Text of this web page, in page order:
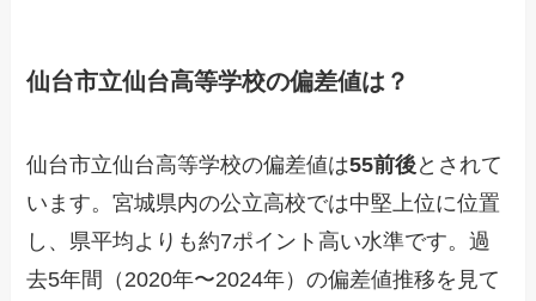
仙台市立仙台高等学校の偏差値は？
仙台市立仙台高等学校の偏差値は55前後とされて
います。宮城県内の公立高校では中堅上位に位置
し、県平均よりも約7ポイント高い水準です。過
去5年間（2020年〜2024年）の偏差値推移を見て